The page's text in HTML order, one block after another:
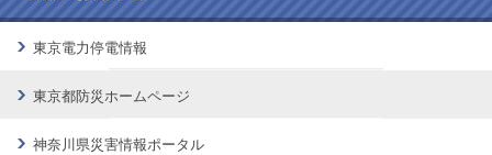
東京電力停電情報
東京都防災ホームページ
神奈川県災害情報ポータル